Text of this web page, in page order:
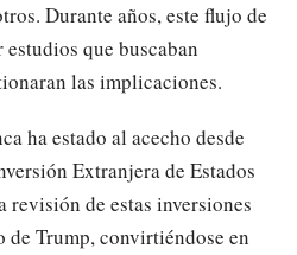
Durante años, este flujo de
que buscaban
las implicaciones.
ha estado al acecho desde
Extranjera de Estados
de estas inversiones
Trump, convirtiéndose en